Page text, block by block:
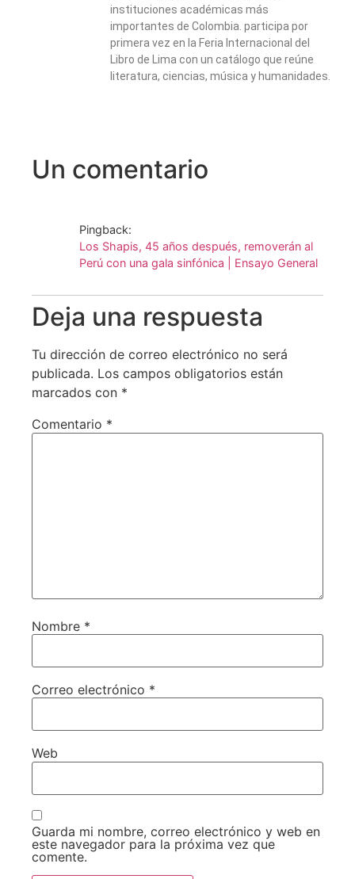
instituciones académicas más
importantes de Colombia. participa por
primera vez en la Feria Internacional del
Libro de Lima con un catálogo que reúne
literatura, ciencias, música y humanidades.
Un comentario
Pingback:
Los Shapis, 45 años después, removerán al
Perú con una gala sinfónica | Ensayo General
Deja una respuesta
Tu dirección de correo electrónico no será
publicada. Los campos obligatorios están
marcados con *
Comentario *
Nombre *
Correo electrónico *
Web
Guarda mi nombre, correo electrónico y web en
este navegador para la próxima vez que
comente.